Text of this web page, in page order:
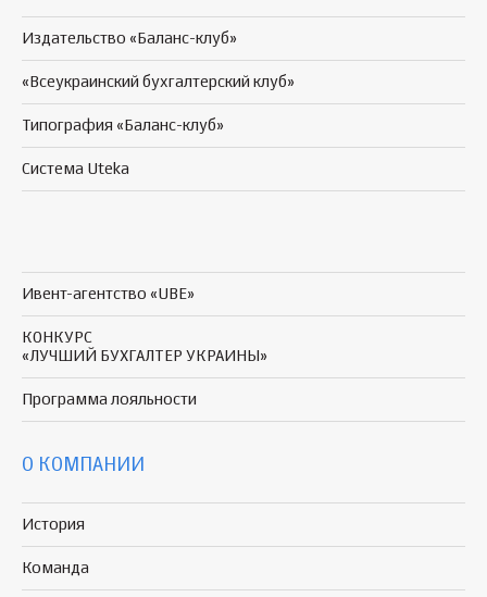
Издательство «Баланс-клуб»
«Всеукраинский бухгалтерский клуб»
Типография «Баланс-клуб»
Система Uteka
Ивент-агентство «UBE»
КОНКУРС
«ЛУЧШИЙ БУХГАЛТЕР УКРАИНЫ»
Программа лояльности
О КОМПАНИИ
История
Команда